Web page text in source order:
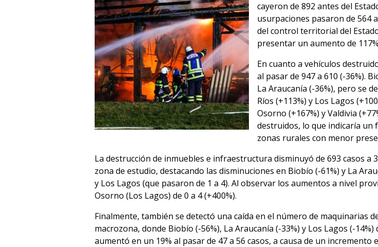
cayeron de 892 antes del
usurpaciones pasaron de 564
del control territorial del
presentar un aumento de
En cuanto a vehículos
al pasar de 947 a 610 (-36%).
La Araucanía (-36%), pero se
Ríos (+113%) y Los Lagos
Osorno (+167%) y Valdivia
destruidos, lo que indicaría un
zonas rurales con menor
La destrucción de inmuebles e infraestructura disminuyó de 693 casos a
zona de estudio, destacando las disminuciones en Biobío (-61%) y La
y Los Lagos (que pasaron de 1 a 4). Al observar los aumentos a nivel
Osorno (Los Lagos) de 0 a 4 (+400%).
Finalmente, también se detectó una caída en el número de maquinarias
macrozona, donde Biobío (-56%), La Araucanía (-33%) y Los Lagos (-
aumentó en un 19% al pasar de 47 a 56 casos, a causa de un incremento